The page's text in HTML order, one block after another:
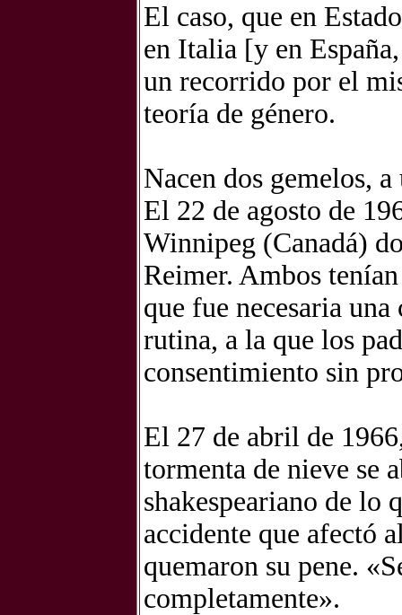
El caso, que en
en Italia [y en
un recorrido por el
teoría de género.
Nacen dos gemelos,
El 22 de agosto de
Winnipeg (Canadá)
Reimer. Ambos
que fue necesaria
rutina, a la que los
consentimiento sin
El 27 de abril de
tormenta de nieve se
shakespeariano de lo
accidente que afectó
quemaron su pene.
completamente».